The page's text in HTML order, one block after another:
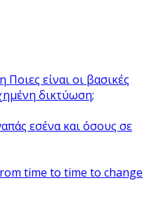
Ποιες είναι οι βασικές
δικτύωση;
εσένα και όσους σε
time to time to change